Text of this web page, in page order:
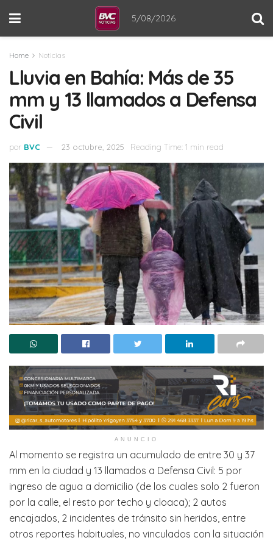
5/08/2026
Home Noticias
Lluvia en Bahía: Más de 35
mm y 13 llamados a Defensa
Civil
por BVC 23 octubre, 2025 Reading Time: 1 min read
ANUNCIO
Al momento se registra un acumulado de entre 30 y 37
mm en la ciudad y 13 llamados a Defensa Civil: 5 por
ingreso de agua a domicilio (de los cuales solo 2 fueron
por la calle, el resto por techo y cloaca); 2 autos
encajados, 2 incidentes de tránsito sin heridos, entre
otros reportes habituales, no vinculados con la situación